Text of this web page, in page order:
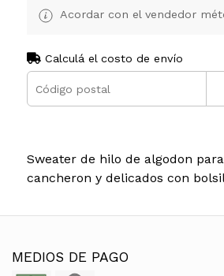
Acordar con el vendedor
Calculá el costo de envío
Sweater de hilo de algodon
cancheron y delicados con
MEDIOS DE PAGO